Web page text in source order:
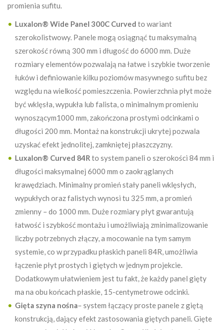
promienia sufitu.
Luxalon® Wide Panel 300C Curved to wariant
szerokolistwowy. Panele mogą osiągnąć tu maksymalną
szerokość równą 300 mm i długość do 6000 mm. Duże
rozmiary elementów pozwalają na łatwe i szybkie tworzenie
łuków i definiowanie kilku poziomów masywnego sufitu bez
względu na wielkość pomieszczenia. Powierzchnia płyt może
być wklęsła, wypukła lub falista, o minimalnym promieniu
wynoszącym1000 mm, zakończona prostymi odcinkami o
długości 200 mm. Montaż na konstrukcji ukrytej pozwala
uzyskać efekt jednolitej, zamkniętej płaszczyzny.
Luxalon® Curved 84R to system paneli o szerokości 84 mm i
długości maksymalnej 6000 mm o zaokrąglanych
krawędziach. Minimalny promień stały paneli wklęsłych,
wypukłych oraz falistych wynosi tu 325 mm, a promień
zmienny – do 1000 mm. Duże rozmiary płyt gwarantują
łatwość i szybkość montażu i umożliwiają zminimalizowanie
liczby potrzebnych złączy, a mocowanie na tym samym
systemie, co w przypadku płaskich paneli 84R, umożliwia
łączenie płyt prostych i giętych w jednym projekcie.
Dodatkowym ułatwieniem jest tu fakt, że każdy panel gięty
ma na obu końcach płaskie, 15-centymetrowe odcinki.
Gięta szyna nośna– system łączący proste panele z giętą
konstrukcją, dający efekt zastosowania giętych paneli. Gięte